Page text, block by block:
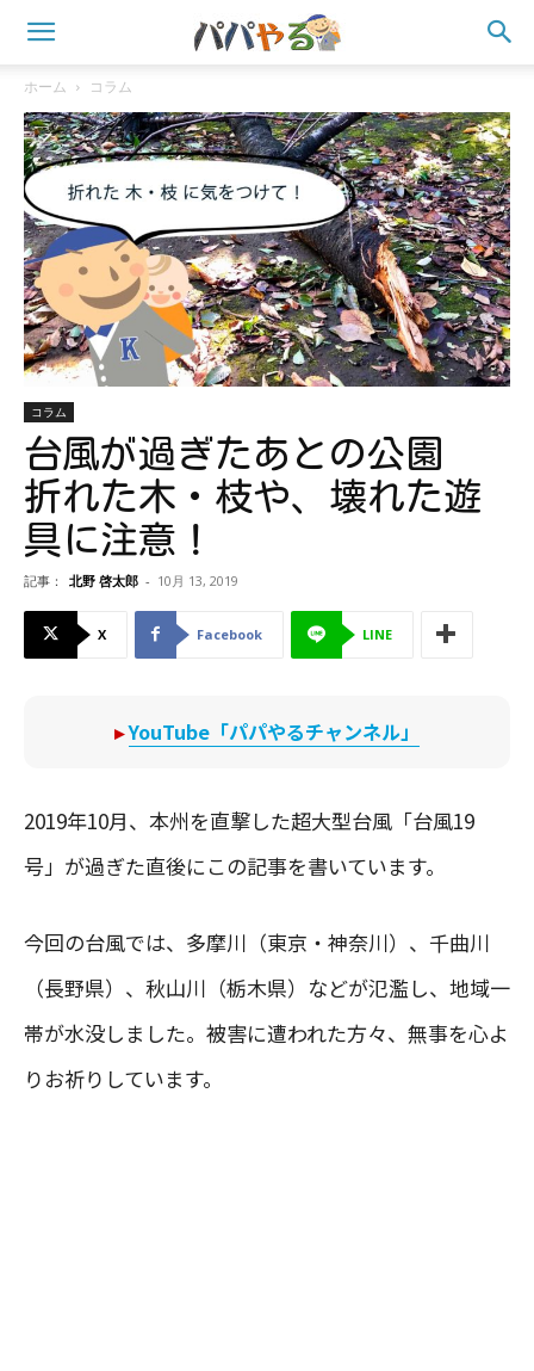
ホーム コラム
コラム
台風が過ぎたあとの公園
折れた木・枝や、壊れた遊
具に注意！
記事： 北野 啓太郎 - 10月 13, 2019
X Facebook LINE
▸YouTube「パパやるチャンネル」
2019年10月、本州を直撃した超大型台風「台風19
号」が過ぎた直後にこの記事を書いています。
今回の台風では、多摩川（東京・神奈川）、千曲川
（長野県）、秋山川（栃木県）などが氾濫し、地域一
帯が水没しました。被害に遭われた方々、無事を心よ
りお祈りしています。